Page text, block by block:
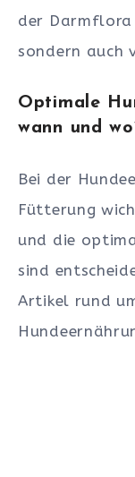
der Darmflora
sondern auch
Optimale
wann und
Bei der
Fütterung
und die
sind
Artikel rund